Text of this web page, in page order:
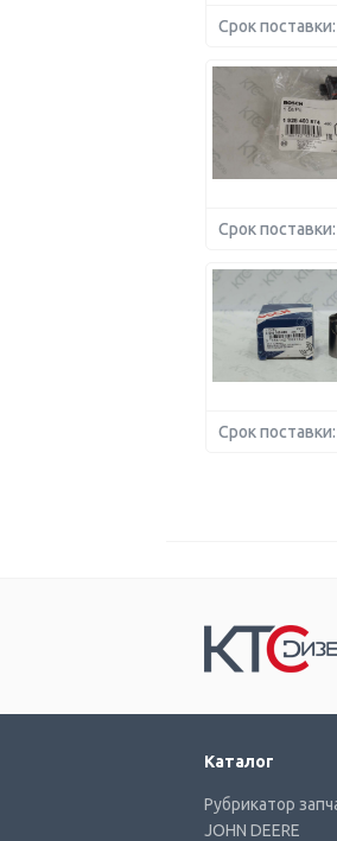
Срок
Срок
Срок
Каталог
Рубрикатор
JOHN DEERE